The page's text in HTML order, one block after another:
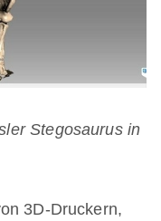
Stegosaurus in
3D-Druckern,